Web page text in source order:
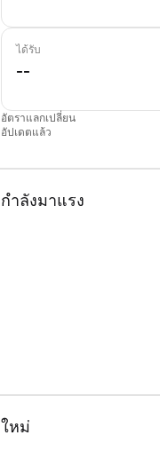
ได้รับ
อัตราแลกเปลี่ยน
อัปเดตแล้ว
กำลังมาแรง
ใหม่